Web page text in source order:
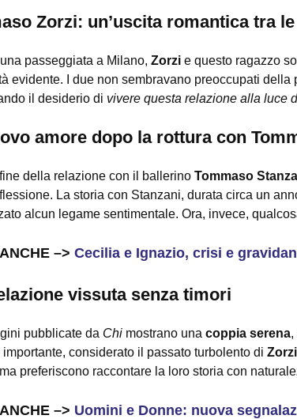
Zorzi: un’uscita romantica tra
passeggiata a Milano, Zorzi e questo ragazzo
evidente. I due non sembravano preoccupati della
il desiderio di vivere questa relazione alla luce
amore dopo la rottura con
della relazione con il ballerino Tommaso
La storia con Stanzani, durata circa un
alcun legame sentimentale. Ora, invece,
–> Cecilia e Ignazio, crisi e
vissuta senza timori
pubblicate da Chi mostrano una coppia serena,
considerato il passato turbolento di Zorzi
preferiscono raccontare la loro storia con
–> Uomini e Donne: nuova